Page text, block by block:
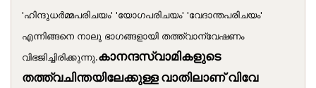
'ഹിന്ദുധർമ്മപരിചയം' 'യോഗപരിചയം' 'വേദാന്തപരിചയം'
എന്നിങ്ങനെ നാലു ഭാഗങ്ങളായി തത്ത്വാന്വേഷണം
വിഭജിച്ചിരിക്കുന്നു.കാനന്ദസ്വാമികളുടെ
തത്ത്വചിന്തയിലേക്കുള്ള വാതിലാണ് വിവേ